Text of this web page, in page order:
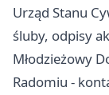
Urząd Stanu
śluby, odpisy
Młodzieżowy
Radomiu -